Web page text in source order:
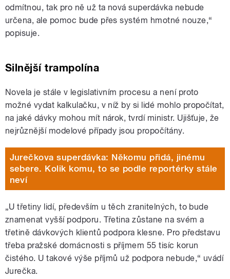
odmítnou, tak pro ně už ta nová superdávka nebude
určena, ale pomoc bude přes systém hmotné nouze,“
popisuje.
Silnější trampolína
Novela je stále v legislativním procesu a není proto
možné vydat kalkulačku, v níž by si lidé mohlo propočítat,
na jaké dávky mohou mít nárok, tvrdí ministr. Ujišťuje, že
nejrůznější modelové případy jsou propočítány.
Jurečkova superdávka: Někomu přidá, jinému
sebere. Kolik komu, to se podle reportérky stále
neví
„U třetiny lidí, především u těch zranitelných, to bude
znamenat vyšší podporu. Třetina zůstane na svém a
třetině dávkových klientů podpora klesne. Pro představu
třeba pražské domácnosti s příjmem 55 tisíc korun
čistého. U takové výše příjmů už podpora nebude,“ uvádí
Jurečka.